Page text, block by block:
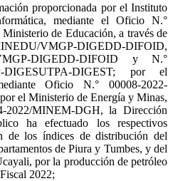
proporcionada por el Instituto
mediante el Oficio N.°
de Educación, a través de
VMGP-DIGEDD-DIFOID,
DIGEDD-DIFOID y N.°
DIGESUTPA-DIGEST; por el
Oficio N.° 00008-2022-
el Ministerio de Energía y Minas,
MINEM-DGH, la Dirección
ha efectuado los respectivos
de los índices de distribución del
de Piura y Tumbes, y del
por la producción de petróleo
2022;